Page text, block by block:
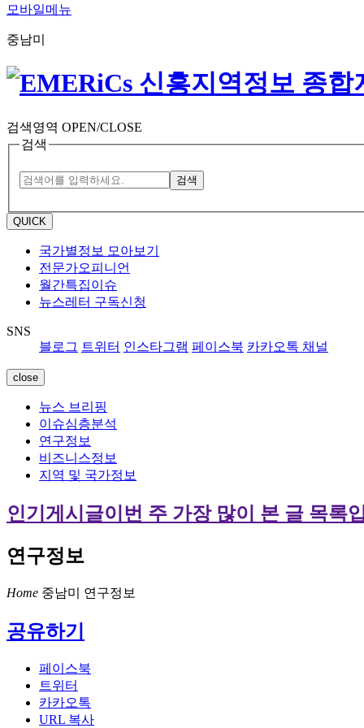
모바일메뉴
중남미
검색영역 OPEN/CLOSE
검색
검색
QUICK
국가별정보 모아보기
전문가오피니언
월간특집이슈
뉴스레터 구독신청
SNS
블로그 트위터 인스타그램 페이스북 카카오톡 채널
close
뉴스 브리핑
이슈심층분석
연구정보
비즈니스정보
지역 및 국가정보
인기게시글이번 주 가장 많이 본 글 목록
연구정보
Home 중남미 연구정보
공유하기
페이스북
트위터
카카오톡
URL 복사